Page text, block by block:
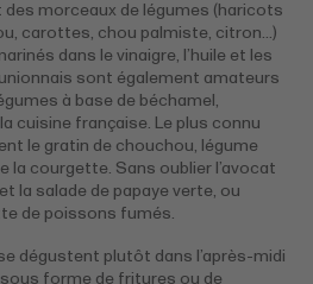
des morceaux de légumes (haricots
carottes, chou palmiste, citron…)
dans le vinaigre, l’huile et les
sont également amateurs
à base de béchamel,
cuisine française. Le plus connu
le gratin de chouchou, légume
la courgette. Sans oublier l’avocat
la salade de papaye verte, ou
de poissons fumés.
dégustent plutôt dans l’après-midi
sous forme de fritures ou de